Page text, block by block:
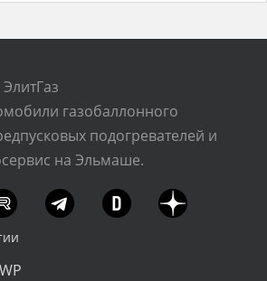
газобаллонного
подогревателей и
на Эльмаше.